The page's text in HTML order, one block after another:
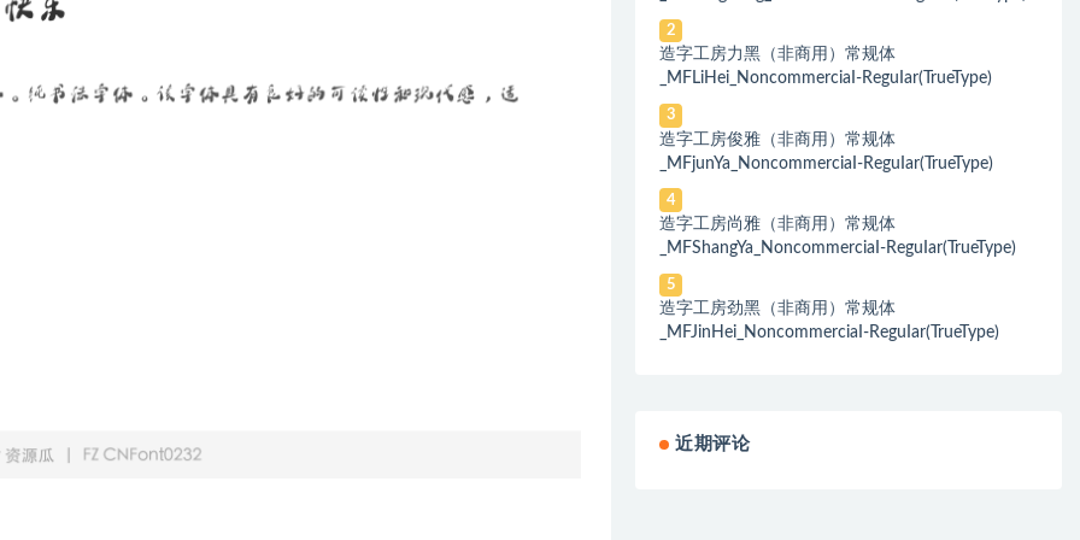
2
造字工房力黑（非商用）常规体
_MFLiHei_NoncommerciaI-ReguIar(TrueType)
3
造字工房俊雅（非商用）常规体
_MFjunYa_NoncommerciaI-ReguIar(TrueType)
4
造字工房尚雅（非商用）常规体
_MFShangYa_NoncommerciaI-ReguIar(TrueType)
5
造字工房劲黑（非商用）常规体
_MFJinHei_NoncommerciaI-ReguIar(TrueType)
近期评论